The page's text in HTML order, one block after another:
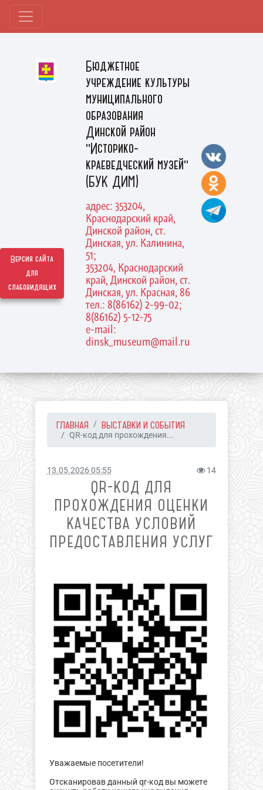
Версия сайта
для
слабовидящих
Бюджетное
учреждение культуры
муниципального
образования
Динской район
"Историко-
краеведческий музей"
(БУК ДИМ)
адрес: 353204,
Краснодарский край,
Динской район, ст.
Динская, ул. Калинина,
51;
353204, Краснодарский
край, Динской район, ст.
Динская, ул. Красная, 86
тел.: 8(86162) 2-99-02;
8(86162) 5-12-75
e-mail:
dinsk_museum@mail.ru
ГЛАВНАЯ ВЫСТАВКИ И СОБЫТИЯ
QR-код для прохождения...
13.05.2026 05:55 14
QR-КОД ДЛЯ
ПРОХОЖДЕНИЯ ОЦЕНКИ
КАЧЕСТВА УСЛОВИЙ
ПРЕДОСТАВЛЕНИЯ УСЛУГ
Уважаемые посетители!
Отсканировав данный qr-код вы можете